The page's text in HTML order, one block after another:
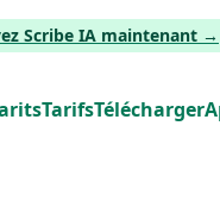
Scribe IA maintenant →
TarifsTélécharger